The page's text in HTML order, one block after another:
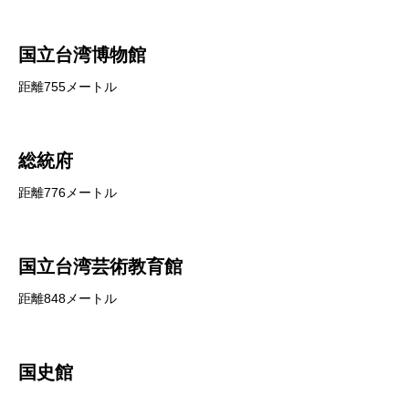
国立台湾博物館
距離755メートル
総統府
距離776メートル
国立台湾芸術教育館
距離848メートル
国史館